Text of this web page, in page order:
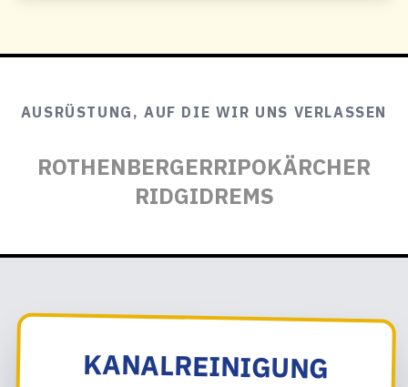
AUSRÜSTUNG, AUF DIE WIR UNS VERLASSEN
ROTHENBERGERRIPOKÄRCHER
RIDGIDREMS
KANALREINIGUNG
KALKWERK JETZT